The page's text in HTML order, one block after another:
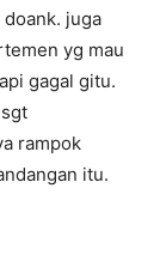
juga
yg mau
gagal gitu.
rampok
itu.